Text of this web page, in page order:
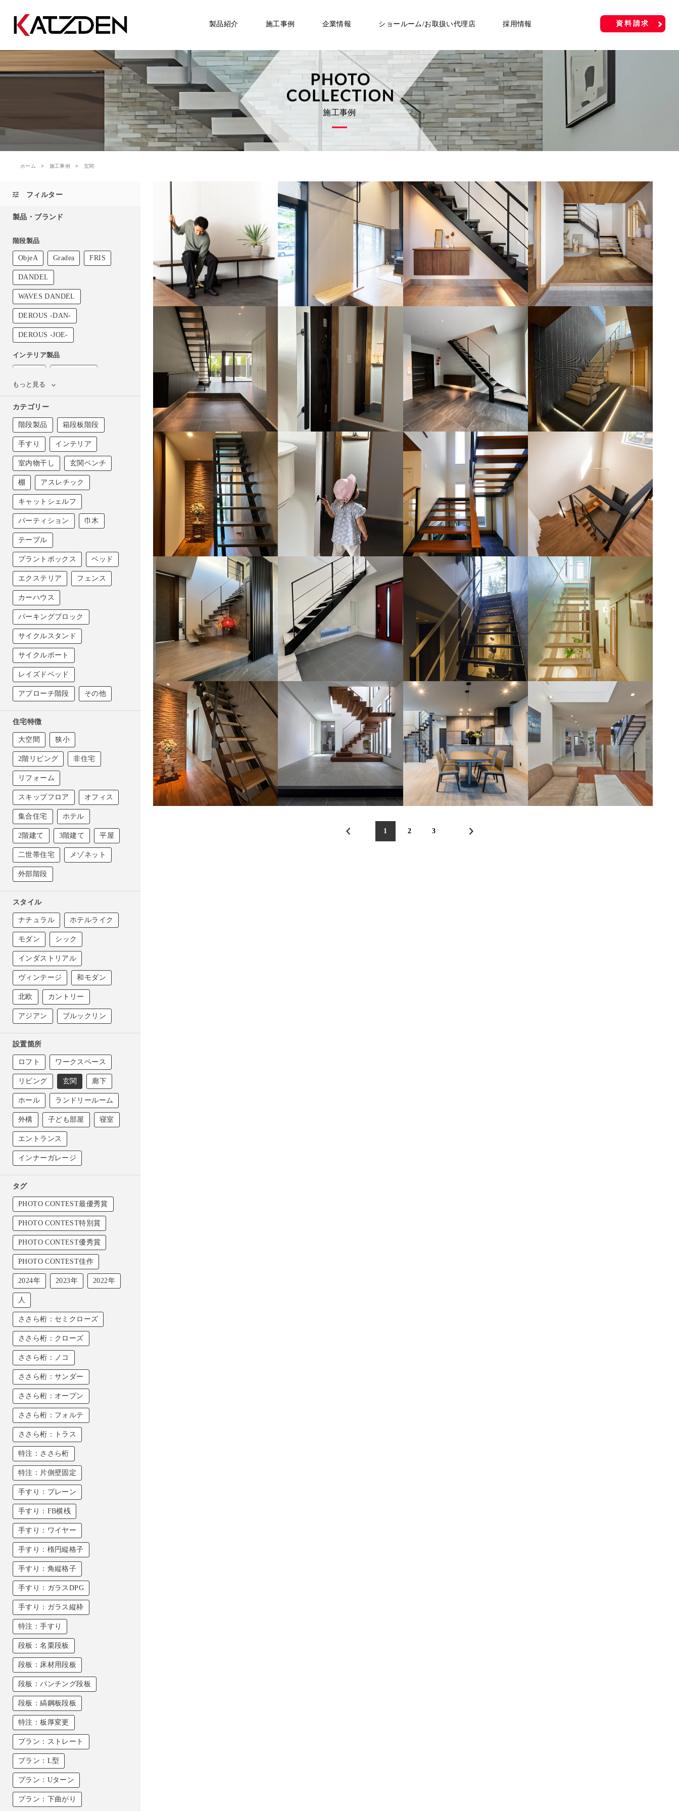
製品紹介 施工事例 企業情報 ショールーム/お取扱い代理店 採用情報 資料請求
施工事例
ホーム 施工事例 玄関
フィルター
製品・ブランド
階段製品
ObjeA Gradea FRIS
DANDEL
WAVES DANDEL
DEROUS -DAN-
DEROUS -JOE-
インテリア製品
STELF
Kastom Bed Stacking Table
室内パーティション
NeconoMa CUBO
ALTO Athletic Table
手すり製品
吹抜け手すり 階段手すり
壁付け手すり
玄関縦手すり
腰壁用手すり
らせん階段製品
Modelia WAVES Spiral
非住宅階段製品
ObjeA PREMIUM
エクステリア製品
CARKUREGA Pablo
サイクルポート
囲
ロフト階段製品
Lofty
屋外階段製品
APPROAD KD Spiral
薪ストーブ
HOMRA
もっと見る
カテゴリー
階段製品 箱段板階段
手すり インテリア
室内物干し 玄関ベンチ
棚 アスレチック
キャットシェルフ
パーティション 巾木
テーブル
プラントボックス ベッド
エクステリア フェンス
カーハウス
パーキングブロック
サイクルスタンド
サイクルポート
レイズドベッド
アプローチ階段 その他
住宅特徴
大空間 狭小
2階リビング 非住宅
リフォーム
スキップフロア オフィス
集合住宅 ホテル
2階建て 3階建て 平屋
二世帯住宅 メゾネット
外部階段
スタイル
ナチュラル ホテルライク
モダン シック
インダストリアル
ヴィンテージ 和モダン
北欧 カントリー
アジアン ブルックリン
設置箇所
ロフト ワークスペース
リビング 玄関 廊下
ホール ランドリールーム
外構 子ども部屋 寝室
エントランス
インナーガレージ
タグ
PHOTO CONTEST最優秀賞
PHOTO CONTEST特別賞
PHOTO CONTEST優秀賞
PHOTO CONTEST佳作
2024年 2023年 2022年
人
ささら桁：セミクローズ
ささら桁：クローズ
ささら桁：ノコ
ささら桁：サンダー
ささら桁：オープン
ささら桁：フォルテ
ささら桁：トラス
特注：ささら桁
特注：片側壁固定
手すり：プレーン
手すり：FB横桟
手すり：ワイヤー
手すり：楕円縦格子
手すり：角縦格子
手すり：ガラスDPG
手すり：ガラス縦枠
特注：手すり
段板：名栗段板
段板：床材用段板
段板：パンチング段板
段板：縞鋼板段板
特注：板厚変更
プラン：ストレート
プラン：L型
プラン：Uターン
プラン：下曲がり
1 2 3